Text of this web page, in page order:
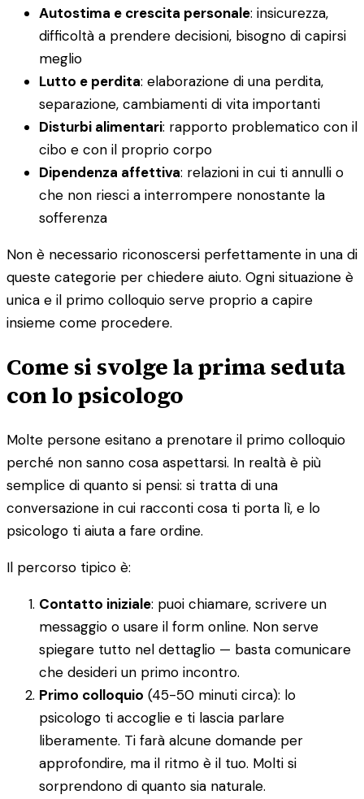
Autostima e crescita personale: insicurezza,
difficoltà a prendere decisioni, bisogno di capirsi
meglio
Lutto e perdita: elaborazione di una perdita,
separazione, cambiamenti di vita importanti
Disturbi alimentari: rapporto problematico con il
cibo e con il proprio corpo
Dipendenza affettiva: relazioni in cui ti annulli o
che non riesci a interrompere nonostante la
sofferenza
Non è necessario riconoscersi perfettamente in una di
queste categorie per chiedere aiuto. Ogni situazione è
unica e il primo colloquio serve proprio a capire
insieme come procedere.
Come si svolge la prima seduta
con lo psicologo
Molte persone esitano a prenotare il primo colloquio
perché non sanno cosa aspettarsi. In realtà è più
semplice di quanto si pensi: si tratta di una
conversazione in cui racconti cosa ti porta lì, e lo
psicologo ti aiuta a fare ordine.
Il percorso tipico è:
Contatto iniziale: puoi chiamare, scrivere un
messaggio o usare il form online. Non serve
spiegare tutto nel dettaglio — basta comunicare
che desideri un primo incontro.
Primo colloquio (45-50 minuti circa): lo
psicologo ti accoglie e ti lascia parlare
liberamente. Ti farà alcune domande per
approfondire, ma il ritmo è il tuo. Molti si
sorprendono di quanto sia naturale.